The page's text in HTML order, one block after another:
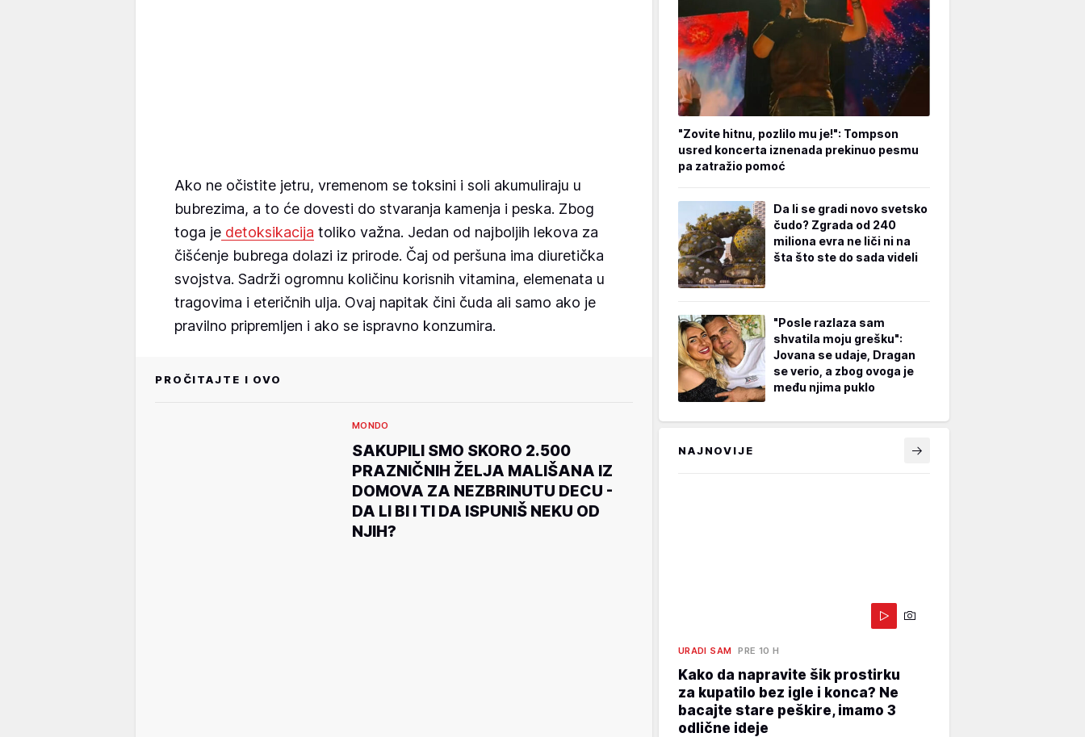
Ako ne očistite jetru, vremenom se toksini i soli akumuliraju u
bubrezima, a to će dovesti do stvaranja kamenja i peska. Zbog
toga je detoksikacija toliko važna. Jedan od najboljih lekova za
čišćenje bubrega dolazi iz prirode. Čaj od peršuna ima diuretička
svojstva. Sadrži ogromnu količinu korisnih vitamina, elemenata u
tragovima i eteričnih ulja. Ovaj napitak čini čuda ali samo ako je
pravilno pripremljen i ako se ispravno konzumira.
PROČITAJTE I OVO
MONDO
SAKUPILI SMO SKORO 2.500
PRAZNIČNIH ŽELJA MALIŠANA IZ
DOMOVA ZA NEZBRINUTU DECU -
DA LI BI I TI DA ISPUNIŠ NEKU OD
NJIH?
"Zovite hitnu, pozlilo mu je!": Tompson
usred koncerta iznenada prekinuo pesmu
pa zatražio pomoć
Da li se gradi novo svetsko
čudo? Zgrada od 240
miliona evra ne liči ni na
šta što ste do sada videli
"Posle razlaza sam
shvatila moju grešku":
Jovana se udaje, Dragan
se verio, a zbog ovoga je
među njima puklo
NAJNOVIJE
URADI SAM PRE 10 H
Kako da napravite šik prostirku
za kupatilo bez igle i konca? Ne
bacajte stare peškire, imamo 3
odlične ideje